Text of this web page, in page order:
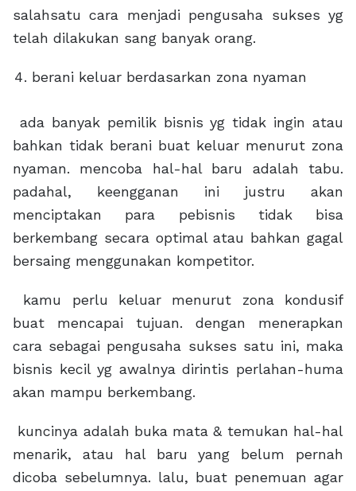
salahsatu cara menjadi pengusaha sukses yg
telah dilakukan sang banyak orang.
berani keluar berdasarkan zona nyaman
ada banyak pemilik bisnis yg tidak ingin atau
bahkan tidak berani buat keluar menurut zona
nyaman. mencoba hal-hal baru adalah tabu.
padahal, keengganan ini justru akan
menciptakan para pebisnis tidak bisa
berkembang secara optimal atau bahkan gagal
bersaing menggunakan kompetitor.
kamu perlu keluar menurut zona kondusif
buat mencapai tujuan. dengan menerapkan
cara sebagai pengusaha sukses satu ini, maka
bisnis kecil yg awalnya dirintis perlahan-huma
akan mampu berkembang.
kuncinya adalah buka mata & temukan hal-hal
menarik, atau hal baru yang belum pernah
dicoba sebelumnya. lalu, buat penemuan agar